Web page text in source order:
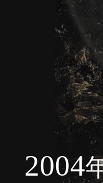
2004